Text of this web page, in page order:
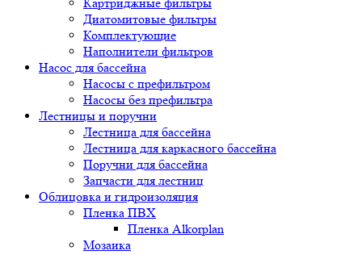
Картриджные фильтры
Диатомитовые фильтры
Комплектующие
Наполнители фильтров
Насос для бассейна
Насосы с префильтром
Насосы без префильтра
Лестницы и поручни
Лестница для бассейна
Лестница для каркасного бассейна
Поручни для бассейна
Запчасти для лестниц
Облицовка и гидроизоляция
Пленка ПВХ
Пленка Alkorplan
Мозаика